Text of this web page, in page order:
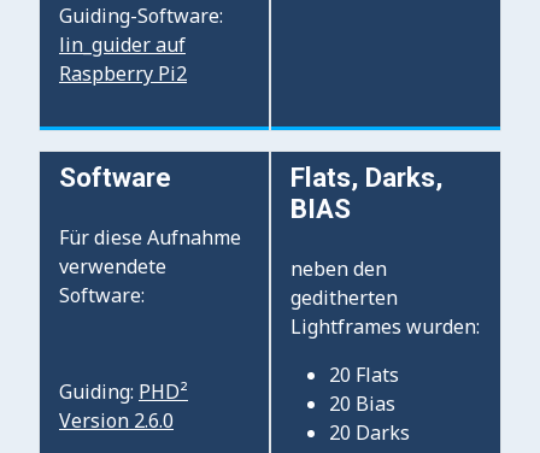
Guiding-Software:
lin_guider auf
Raspberry Pi2
Software
Für diese Aufnahme
verwendete
Software:
Guiding: PHD²
Version 2.6.0
Flats, Darks,
BIAS
neben den
geditherten
Lightframes wurden:
20 Flats
20 Bias
20 Darks